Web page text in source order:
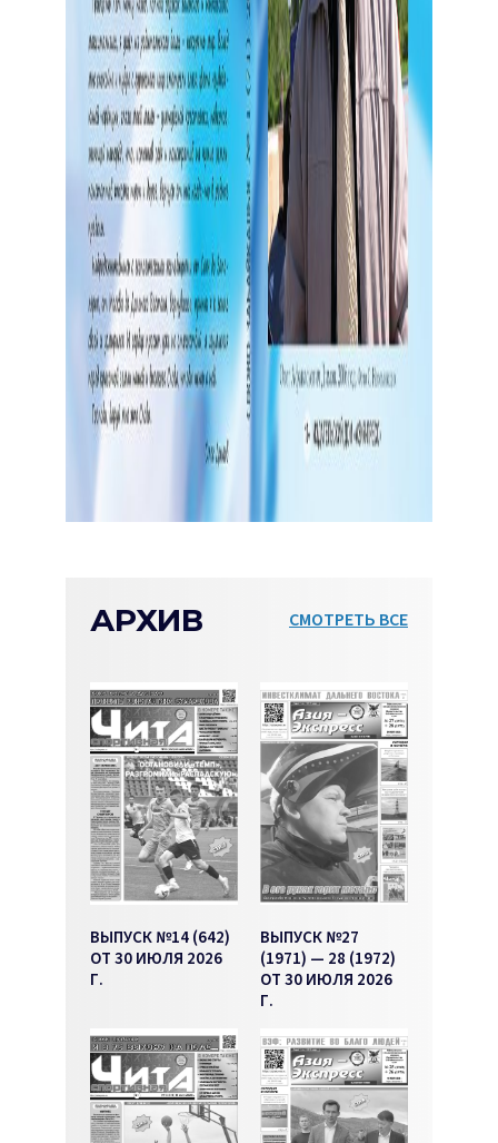
АРХИВ СМОТРЕТЬ ВСЕ
ВЫПУСК №14 (642)
ОТ 30 ИЮЛЯ 2026
Г.
ВЫПУСК №27
(1971) — 28 (1972)
ОТ 30 ИЮЛЯ 2026
Г.